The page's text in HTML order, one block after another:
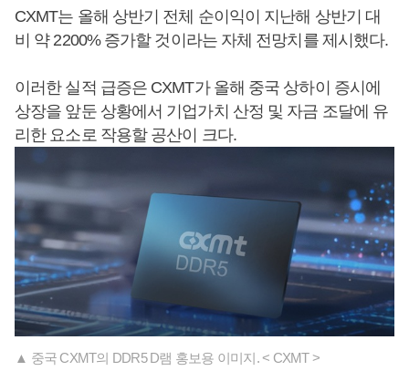
CXMT는 올해 상반기 전체 순이익이 지난해 상반기 대
비 약 2200% 증가할 것이라는 자체 전망치를 제시했다.
이러한 실적 급증은 CXMT가 올해 중국 상하이 증시에
상장을 앞둔 상황에서 기업가치 산정 및 자금 조달에 유
리한 요소로 작용할 공산이 크다.
▲ 중국 CXMT의 DDR5 D램 홍보용 이미지. < CXMT >